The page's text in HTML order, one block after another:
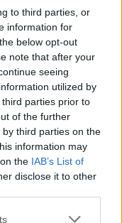
to third parties, or
information for
below opt-out
note that after your
seeing
utilized by
parties prior to
of the further
third parties on the
information may
the IAB’s List of
disclose it to other
or more Google